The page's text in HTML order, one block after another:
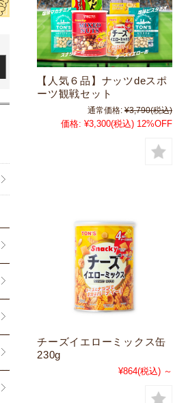
【人気６品】ナッツdeスポ
ーツ観戦セット
通常価格: ¥3,790(税込)
価格: ¥3,300(税込) 12%OFF
チーズイエローミックス缶
230g
¥864(税込) ～